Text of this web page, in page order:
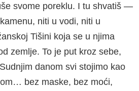
svome poreklu. I tu shvatiš —
niti u vodi, niti u
Tišini koja se u njima
zemlje. To je put kroz sebe,
danom svi stojimo kao
bez maske, bez moći,